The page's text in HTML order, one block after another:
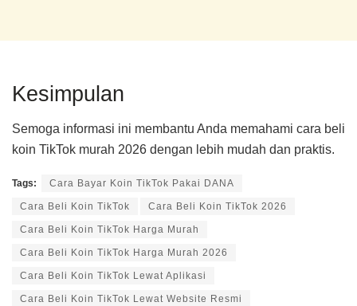
Kesimpulan
Semoga informasi ini membantu Anda memahami cara beli
koin TikTok murah 2026 dengan lebih mudah dan praktis.
Tags: Cara Bayar Koin TikTok Pakai DANA
Cara Beli Koin TikTok Cara Beli Koin TikTok 2026
Cara Beli Koin TikTok Harga Murah
Cara Beli Koin TikTok Harga Murah 2026
Cara Beli Koin TikTok Lewat Aplikasi
Cara Beli Koin TikTok Lewat Website Resmi